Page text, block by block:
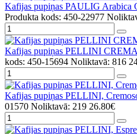
Kafijas pupiņas PAULIG Arabica
Produkta kods: 450-22977
Kafijas pupiņas PELLINI
kods: 450-15694 Noliktavā: 816
Kafijas pupiņas PELLINI,
01570 Noliktavā: 219 26.80€